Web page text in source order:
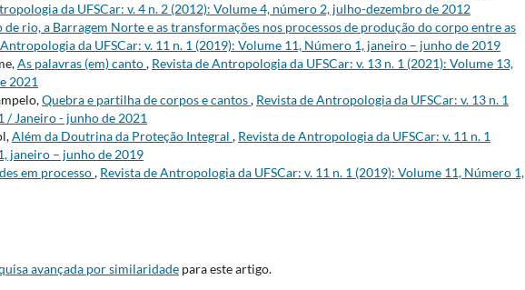
da UFSCar: v. 4 n. 2 (2012): Volume 4, número 2, julho-dezembro de 2012
de rio, a Barragem Norte e as transformações nos processos de produção do corpo entre as
da UFSCar: v. 11 n. 1 (2019): Volume 11, Número 1, janeiro – junho de 2019
As palavras (em) canto, Revista de Antropologia da UFSCar: v. 13 n. 1 (2021): Volume 13,
2021
Quebra e partilha de corpos e cantos, Revista de Antropologia da UFSCar: v. 13 n. 1
/ Janeiro - junho de 2021
Além da Doutrina da Proteção Integral , Revista de Antropologia da UFSCar: v. 11 n. 1
janeiro – junho de 2019
em processo, Revista de Antropologia da UFSCar: v. 11 n. 1 (2019): Volume 11, Número 1,
avançada por similaridade para este artigo.